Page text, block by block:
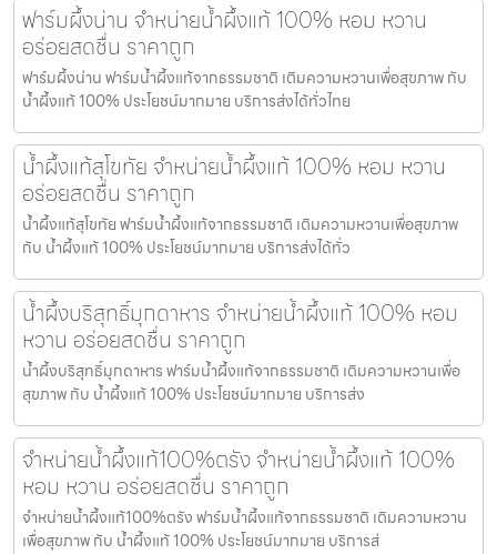
ฟาร์มผึ้งน่าน จำหน่ายน้ำผึ้งแท้ 100% หอม หวาน
อร่อยสดชื่น ราคาถูก
ฟาร์มผึ้งน่าน ฟาร์มน้ำผึ้งแท้จากธรรมชาติ เติมความหวานเพื่อสุขภาพ กับ
น้ำผึ้งแท้ 100% ประโยชน์มากมาย บริการส่งได้ทั่วไทย
น้ำผึ้งแท้สุโขทัย จำหน่ายน้ำผึ้งแท้ 100% หอม หวาน
อร่อยสดชื่น ราคาถูก
น้ำผึ้งแท้สุโขทัย ฟาร์มน้ำผึ้งแท้จากธรรมชาติ เติมความหวานเพื่อสุขภาพ
กับ น้ำผึ้งแท้ 100% ประโยชน์มากมาย บริการส่งได้ทั่ว
น้ำผึ้งบริสุทธิ์มุกดาหาร จำหน่ายน้ำผึ้งแท้ 100% หอม
หวาน อร่อยสดชื่น ราคาถูก
น้ำผึ้งบริสุทธิ์มุกดาหาร ฟาร์มน้ำผึ้งแท้จากธรรมชาติ เติมความหวานเพื่อ
สุขภาพ กับ น้ำผึ้งแท้ 100% ประโยชน์มากมาย บริการส่ง
จำหน่ายน้ำผึ้งแท้100%ตรัง จำหน่ายน้ำผึ้งแท้ 100%
หอม หวาน อร่อยสดชื่น ราคาถูก
จำหน่ายน้ำผึ้งแท้100%ตรัง ฟาร์มน้ำผึ้งแท้จากธรรมชาติ เติมความหวาน
เพื่อสุขภาพ กับ น้ำผึ้งแท้ 100% ประโยชน์มากมาย บริการส่